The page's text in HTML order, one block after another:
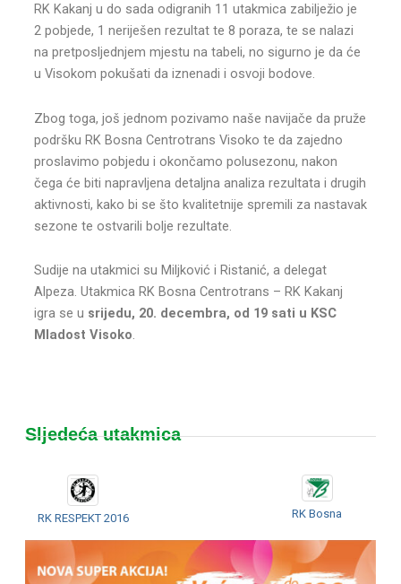
RK Kakanj u do sada odigranih 11 utakmica zabilježio je
2 pobjede, 1 neriješen rezultat te 8 poraza, te se nalazi
na pretposljednjem mjestu na tabeli, no sigurno je da će
u Visokom pokušati da iznenadi i osvoji bodove.
Zbog toga, još jednom pozivamo naše navijače da pruže
podršku RK Bosna Centrotrans Visoko te da zajedno
proslavimo pobjedu i okončamo polusezonu, nakon
čega će biti napravljena detaljna analiza rezultata i drugih
aktivnosti, kako bi se što kvalitetnije spremili za nastavak
sezone te ostvarili bolje rezultate.
Sudije na utakmici su Miljković i Ristanić, a delegat
Alpeza. Utakmica RK Bosna Centrotrans – RK Kakanj
igra se u srijedu, 20. decembra, od 19 sati u KSC
Mladost Visoko.
Sljedeća utakmica
RK RESPEKT 2016 RK Bosna